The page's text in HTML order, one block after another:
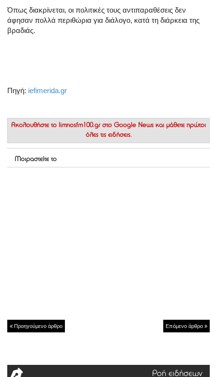
Όπως διακρίνεται, οι πολιτικές τους αντιπαραθέσεις δεν
άφησαν πολλά περιθώρια για διάλογο, κατά τη διάρκεια της
βραδιάς.
Πηγή: iefimerida.gr
Ακολουθήστε το limnosfm100.gr στο Google News και μάθετε πρώτοι
όλες τις ειδήσεις.
Μοιραστείτε το
Προηγούμενο άρθρο Επόμενο άρθρο
Ροή ειδήσεων